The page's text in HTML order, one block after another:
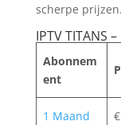
scherpe prijzen.
IPTV TITANS
Abonnem
ent
1 Maand